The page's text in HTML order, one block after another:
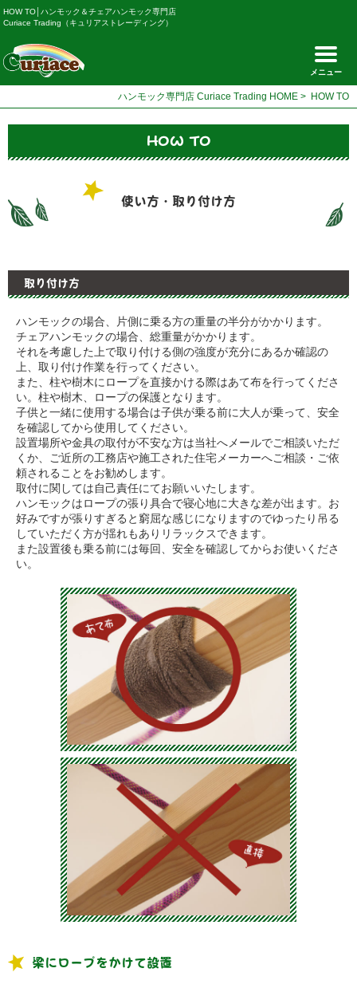
HOW TO│ハンモック＆チェアハンモック専門店
Curiace Trading（キュリアストレーディング）
メニュー
ハンモック専門店 Curiace Trading HOME > HOW TO
HOW TO
使い方・取り付け方
取り付け方
ハンモックの場合、片側に乗る方の重量の半分がかかります。
チェアハンモックの場合、総重量がかかります。
それを考慮した上で取り付ける側の強度が充分にあるか確認の
上、取り付け作業を行ってください。
また、柱や樹木にロープを直接かける際はあて布を行ってくださ
い。柱や樹木、ロープの保護となります。
子供と一緒に使用する場合は子供が乗る前に大人が乗って、安全
を確認してから使用してください。
設置場所や金具の取付が不安な方は当社へメールでご相談いただ
くか、ご近所の工務店や施工された住宅メーカーへご相談・ご依
頼されることをお勧めします。
取付に関しては自己責任にてお願いいたします。
ハンモックはロープの張り具合で寝心地に大きな差が出ます。お
好みですが張りすぎると窮屈な感じになりますのでゆったり吊る
していただく方が揺れもありリラックスできます。
また設置後も乗る前には毎回、安全を確認してからお使いくださ
い。
梁にロープをかけて設置